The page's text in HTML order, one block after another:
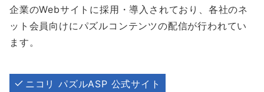
企業のWebサイトに採用・導入されており、各社のネ
ット会員向けにパズルコンテンツの配信が行われてい
ます。
ニコリ パズルASP 公式サイト